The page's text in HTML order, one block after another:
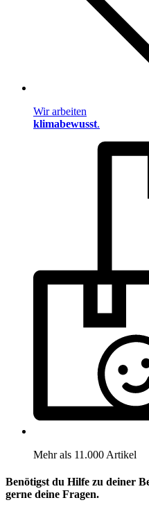
Wir arbeiten
klimabewusst.
Mehr als 11.000 Artikel
Benötigst du Hilfe zu deiner
gerne deine Fragen.